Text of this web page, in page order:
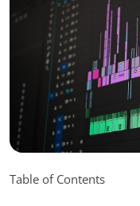
Table of Contents